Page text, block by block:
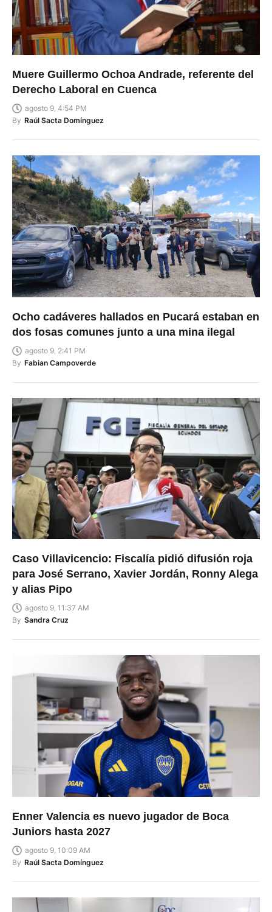
Muere Guillermo Ochoa Andrade, referente del
Derecho Laboral en Cuenca
agosto 9, 4:54 PM
By Raúl Sacta Domínguez
Ocho cadáveres hallados en Pucará estaban en
dos fosas comunes junto a una mina ilegal
agosto 9, 2:41 PM
By Fabian Campoverde
Caso Villavicencio: Fiscalía pidió difusión roja
para José Serrano, Xavier Jordán, Ronny Alega
y alias Pipo
agosto 9, 11:37 AM
By Sandra Cruz
Enner Valencia es nuevo jugador de Boca
Juniors hasta 2027
agosto 9, 10:09 AM
By Raúl Sacta Domínguez